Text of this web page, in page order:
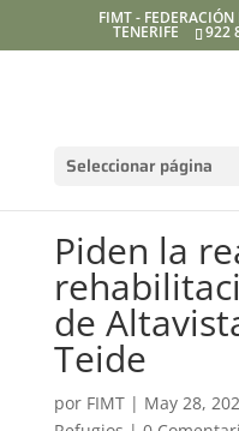
FIMT -
TENERIFE 922
Seleccionar página
Piden la
de
Teide
por FIMT| May 28,